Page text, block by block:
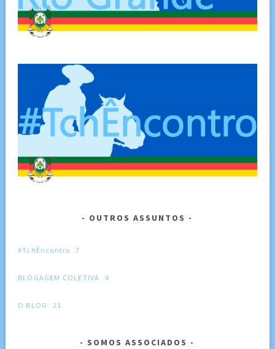
OUTROS ASSUNTOS
#TchÊncontro 7
BLOGAGEM COLETIVA 4
O BLOG 21
SOMOS ASSOCIADOS